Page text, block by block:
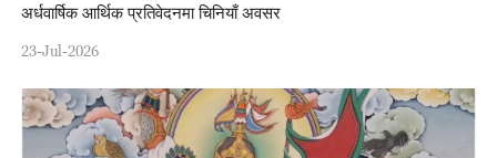
अर्धवार्षिक आर्थिक प्रतिवेदनमा चिनियाँ अवसर
23-Jul-2026